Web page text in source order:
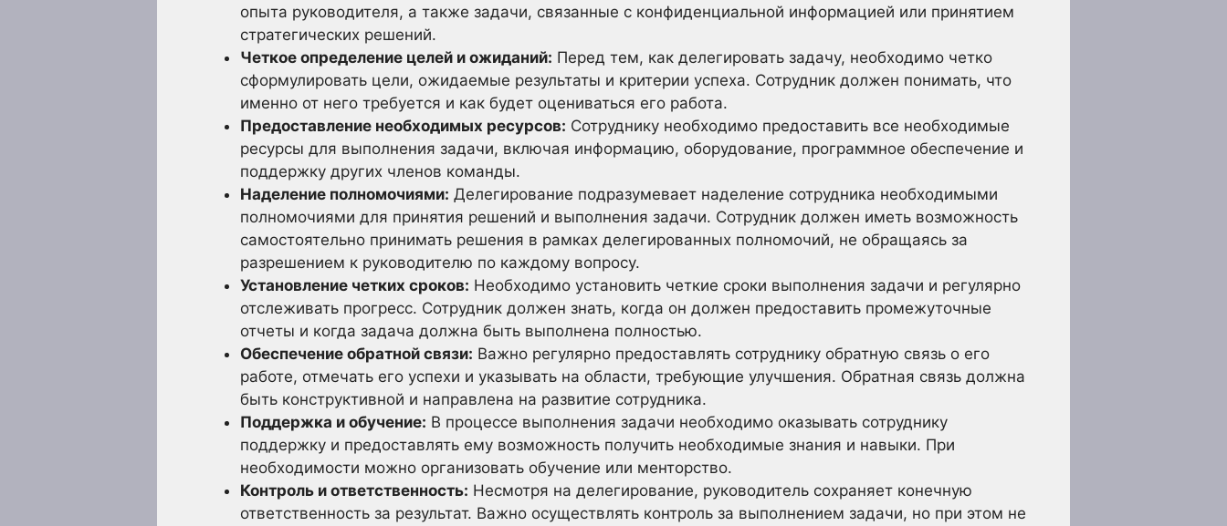
опыта руководителя, а также задачи, связанные с конфиденциальной информацией или принятием
стратегических решений.
Четкое определение целей и ожиданий: Перед тем, как делегировать задачу, необходимо четко
сформулировать цели, ожидаемые результаты и критерии успеха. Сотрудник должен понимать, что
именно от него требуется и как будет оцениваться его работа.
Предоставление необходимых ресурсов: Сотруднику необходимо предоставить все необходимые
ресурсы для выполнения задачи, включая информацию, оборудование, программное обеспечение и
поддержку других членов команды.
Наделение полномочиями: Делегирование подразумевает наделение сотрудника необходимыми
полномочиями для принятия решений и выполнения задачи. Сотрудник должен иметь возможность
самостоятельно принимать решения в рамках делегированных полномочий, не обращаясь за
разрешением к руководителю по каждому вопросу.
Установление четких сроков: Необходимо установить четкие сроки выполнения задачи и регулярно
отслеживать прогресс. Сотрудник должен знать, когда он должен предоставить промежуточные
отчеты и когда задача должна быть выполнена полностью.
Обеспечение обратной связи: Важно регулярно предоставлять сотруднику обратную связь о его
работе, отмечать его успехи и указывать на области, требующие улучшения. Обратная связь должна
быть конструктивной и направлена на развитие сотрудника.
Поддержка и обучение: В процессе выполнения задачи необходимо оказывать сотруднику
поддержку и предоставлять ему возможность получить необходимые знания и навыки. При
необходимости можно организовать обучение или менторство.
Контроль и ответственность: Несмотря на делегирование, руководитель сохраняет конечную
ответственность за результат. Важно осуществлять контроль за выполнением задачи, но при этом не